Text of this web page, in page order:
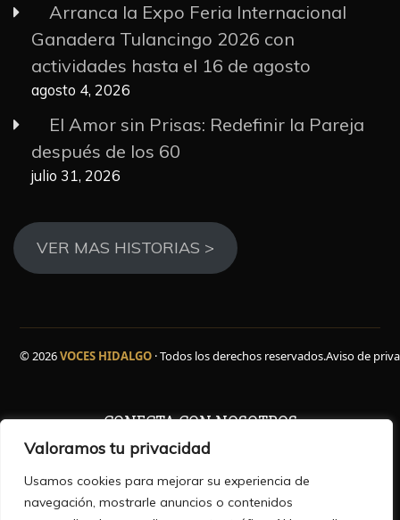
Valoramos tu privacidad
Usamos cookies para mejorar su experiencia de
navegación, mostrarle anuncios o contenidos
Arranca la Expo Feria Internacional
Ganadera Tulancingo 2026 con
actividades hasta el 16 de agosto
agosto 4, 2026
El Amor sin Prisas: Redefinir la Pareja
después de los 60
julio 31, 2026
VER MAS HISTORIAS >
© 2026VOCES HIDALGO · Todos los derechos reservados.Aviso de
CONECTA CON NOSOTROS
Facebook
WhatsApp
Instagram
YouTube
TikTok
X